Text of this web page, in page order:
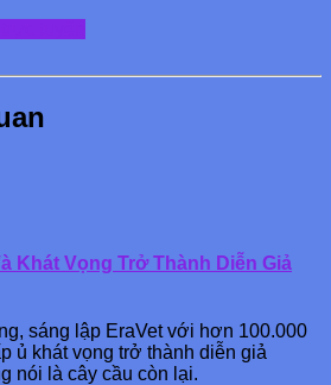
Khát Vọng Trở Thành Diễn Giả
sáng lập EraVet với hơn 100.000
ủ khát vọng trở thành diễn giả
nói là cây cầu còn lại.